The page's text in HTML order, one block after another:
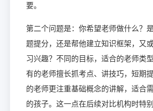
要。
第二个问题是：你希望老师做什么？
题提分，还是帮他建立知识框架，又
习兴趣？不同的目标，适合的老师类型
有的老师擅长抓考点、讲技巧，短期
的老师更注重基础概念的讲解，适合
的孩子。这一点在后续对比机构时特别